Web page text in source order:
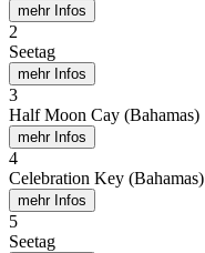
mehr Infos
2
Seetag
mehr Infos
3
Half Moon Cay (Bahamas)
mehr Infos
4
Celebration Key (Bahamas)
mehr Infos
5
Seetag